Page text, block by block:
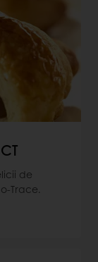
de
Trace.